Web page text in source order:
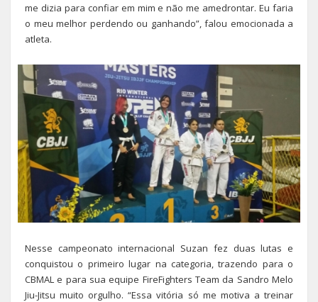
me dizia para confiar em mim e não me amedrontar. Eu faria
o meu melhor perdendo ou ganhando”, falou emocionada a
atleta.
Nesse campeonato internacional Suzan fez duas lutas e
conquistou o primeiro lugar na categoria, trazendo para o
CBMAL e para sua equipe FireFighters Team da Sandro Melo
Jiu-Jitsu muito orgulho. “Essa vitória só me motiva a treinar